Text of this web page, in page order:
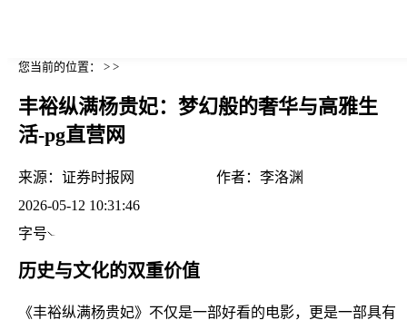
您当前的位置： > >
丰裕纵满杨贵妃：梦幻般的奢华与高雅生
活-pg直营网
来源： 证券时报网 作者： 李洛渊
2026-05-12 10:31:46
字号
历史与文化的双重价值
《丰裕纵满杨贵妃》不仅是一部好看的电影，更是一部具有